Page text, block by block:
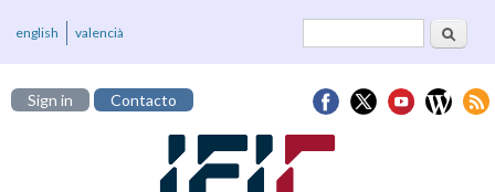
Formulario deBuscar
english valencià
Sign in Contacto